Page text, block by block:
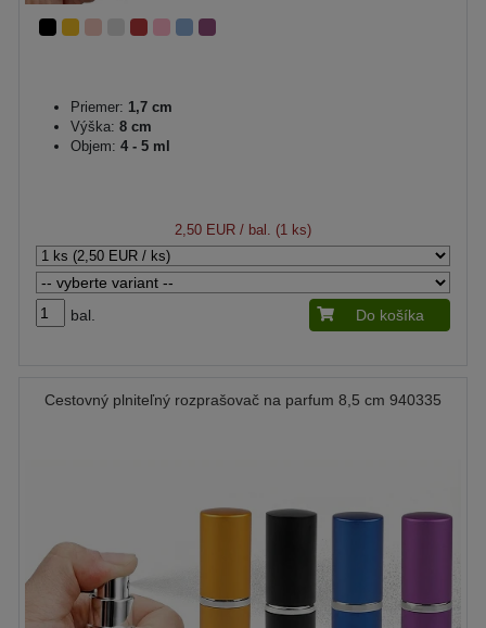
Priemer: 1,7 cm
Výška: 8 cm
Objem: 4 - 5 ml
2,50 EUR / bal. (1 ks)
bal. Do košíka
Cestovný plniteľný rozprašovač na parfum 8,5 cm 940335